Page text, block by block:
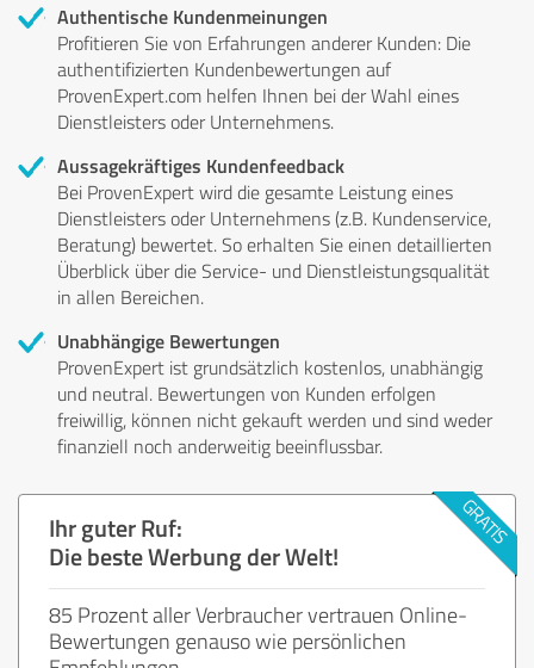
Authentische Kundenmeinungen
Profitieren Sie von Erfahrungen anderer Kunden: Die
authentifizierten Kundenbewertungen auf
ProvenExpert.com helfen Ihnen bei der Wahl eines
Dienstleisters oder Unternehmens.
Aussagekräftiges Kundenfeedback
Bei ProvenExpert wird die gesamte Leistung eines
Dienstleisters oder Unternehmens (z.B. Kundenservice,
Beratung) bewertet. So erhalten Sie einen detaillierten
Überblick über die Service- und Dienstleistungsqualität
in allen Bereichen.
Unabhängige Bewertungen
ProvenExpert ist grundsätzlich kostenlos, unabhängig
und neutral. Bewertungen von Kunden erfolgen
freiwillig, können nicht gekauft werden und sind weder
finanziell noch anderweitig beeinflussbar.
Ihr guter Ruf:
Die beste Werbung der Welt!
85 Prozent aller Verbraucher vertrauen Online-
Bewertungen genauso wie persönlichen